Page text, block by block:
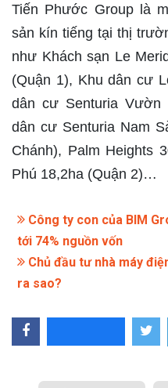
Tiến Phước Group là
sản kín tiếng tại thị
như Khách sạn Le
(Quận 1), Khu dân cư
dân cư Senturia Vườn
dân cư Senturia Nam
Chánh), Palm Heights
Phú 18,2ha (Quận 2)…​
Công ty con của BIM
tới 74% nguồn vốn
Chủ đầu tư nhà máy
ra sao?